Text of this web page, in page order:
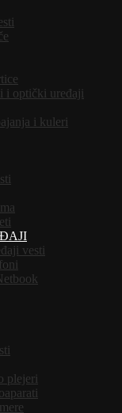
i optički uređaji
i kuleri
vesti
plejeri